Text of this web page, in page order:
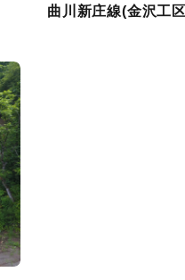
曲川新庄線(金沢工